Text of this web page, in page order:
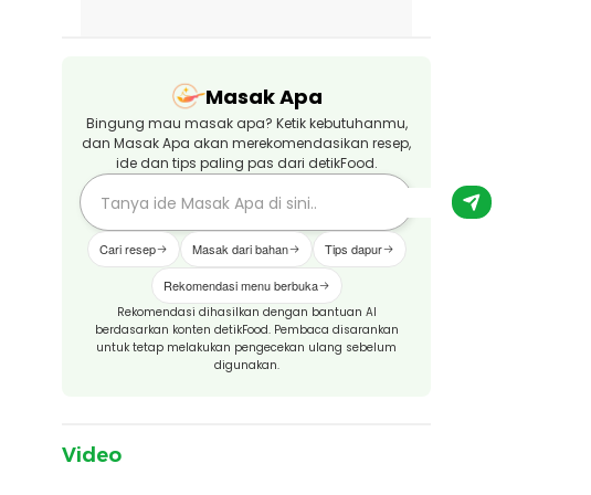
Masak Apa
Bingung mau masak apa? Ketik kebutuhanmu,
dan Masak Apa akan merekomendasikan resep,
ide dan tips paling pas dari detikFood.
Cari resep Masak dari bahan Tips dapur
Rekomendasi menu berbuka
Rekomendasi dihasilkan dengan bantuan AI
berdasarkan konten detikFood. Pembaca disarankan
untuk tetap melakukan pengecekan ulang sebelum
digunakan.
Video